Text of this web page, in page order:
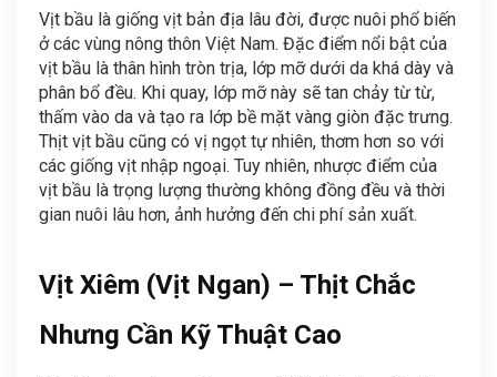
Vịt bầu là giống vịt bản địa lâu đời, được nuôi phổ biến
ở các vùng nông thôn Việt Nam. Đặc điểm nổi bật của
vịt bầu là thân hình tròn trịa, lớp mỡ dưới da khá dày và
phân bổ đều. Khi quay, lớp mỡ này sẽ tan chảy từ từ,
thấm vào da và tạo ra lớp bề mặt vàng giòn đặc trưng.
Thịt vịt bầu cũng có vị ngọt tự nhiên, thơm hơn so với
các giống vịt nhập ngoại. Tuy nhiên, nhược điểm của
vịt bầu là trọng lượng thường không đồng đều và thời
gian nuôi lâu hơn, ảnh hưởng đến chi phí sản xuất.
Vịt Xiêm (Vịt Ngan) – Thịt Chắc
Nhưng Cần Kỹ Thuật Cao